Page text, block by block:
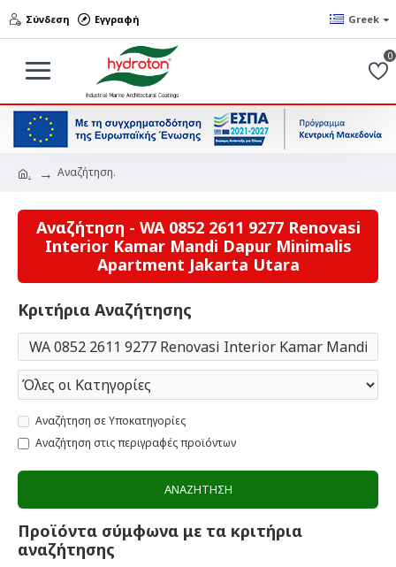
Σύνδεση Εγγραφή Greek
0
. Αναζήτηση.
Αναζήτηση - WA 0852 2611 9277 Renovasi
Interior Kamar Mandi Dapur Minimalis
Apartment Jakarta Utara
Κριτήρια Αναζήτησης
Αναζήτηση σε Υποκατηγορίες
Αναζήτηση στις περιγραφές προϊόντων
ΑΝΑΖΉΤΗΣΗ
Προϊόντα σύμφωνα με τα κριτήρια
αναζήτησης